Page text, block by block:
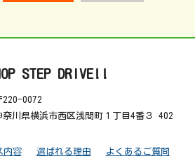
STEP DRIVE!!
220-0072
奈川県横浜市西区浅間町１丁目4番３ 402
内容 選ばれる理由 よくあるご質問